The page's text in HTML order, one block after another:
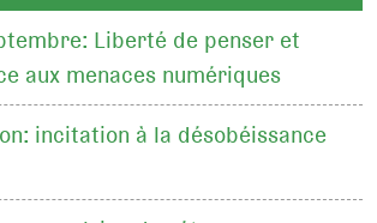
Liberté de penser et
aux menaces numériques
incitation à la désobéissance